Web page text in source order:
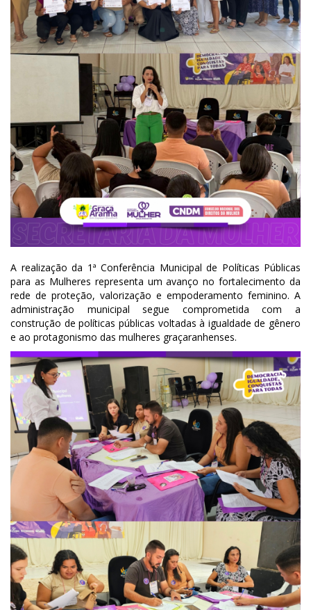
A realização da 1ª Conferência Municipal de Políticas Públicas
para as Mulheres representa um avanço no fortalecimento da
rede de proteção, valorização e empoderamento feminino. A
administração municipal segue comprometida com a
construção de políticas públicas voltadas à igualdade de gênero
e ao protagonismo das mulheres graçaranhenses.